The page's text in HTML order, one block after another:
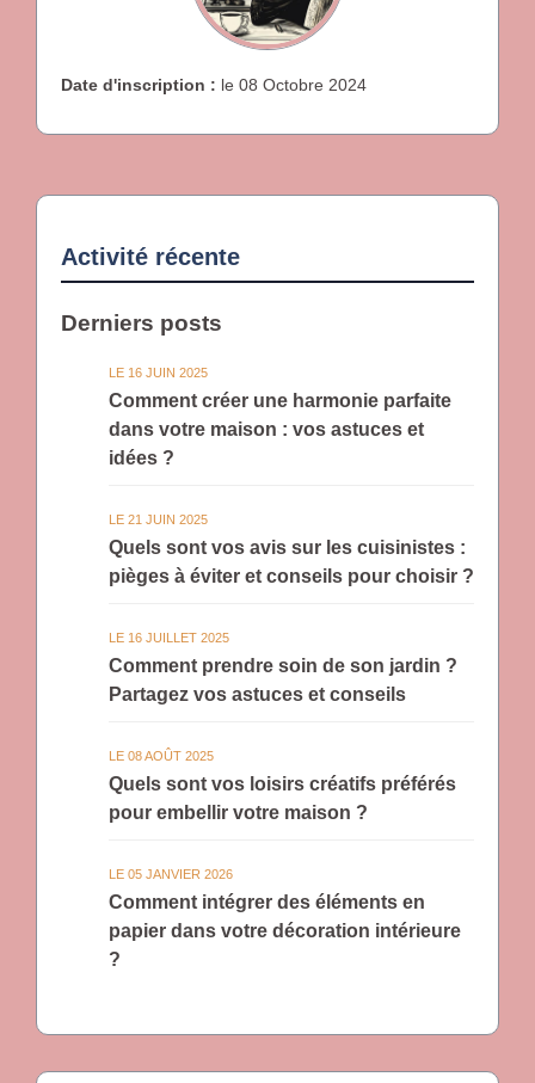
Date d'inscription : le 08 Octobre 2024
Activité récente
Derniers posts
LE 16 JUIN 2025
Comment créer une harmonie parfaite
dans votre maison : vos astuces et
idées ?
LE 21 JUIN 2025
Quels sont vos avis sur les cuisinistes :
pièges à éviter et conseils pour choisir ?
LE 16 JUILLET 2025
Comment prendre soin de son jardin ?
Partagez vos astuces et conseils
LE 08 AOÛT 2025
Quels sont vos loisirs créatifs préférés
pour embellir votre maison ?
LE 05 JANVIER 2026
Comment intégrer des éléments en
papier dans votre décoration intérieure
?